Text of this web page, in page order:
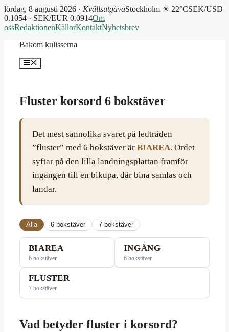
lördag, 8 augusti 2026 · KvällsutgåvaStockholm ☀ 22°CSEK/USD
0.1054 · SEK/EUR 0.0914Om
ossRedaktionenKällorKontaktNyhetsbrev
Bakom kulisserna
Meny
Fluster korsord 6 bokstäver
Det mest sannolika svaret på ledtråden
”fluster” med 6 bokstäver är BIAREA. Ordet
syftar på den lilla landningsplattan framför
ingången till en bikupa, där bina samlas och
landar.
Alla 6 bokstäver 7 bokstäver
BIAREA
6 bokstäver
INGÅNG
6 bokstäver
FLUSTER
7 bokstäver
Vad betyder fluster i korsord?